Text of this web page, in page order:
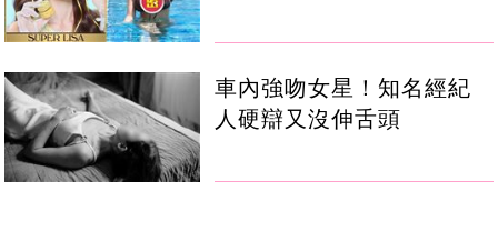
車內強吻女星！知名經紀
人硬辯又沒伸舌頭